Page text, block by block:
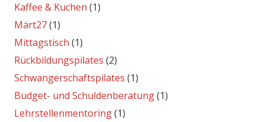
Kaffee & Kuchen (1)
Märt27(1)
Mittagstisch (1)
Rückbildungspilates (2)
Schwangerschaftspilates (1)
Budget- und Schuldenberatung(1)
Lehrstellenmentoring(1)